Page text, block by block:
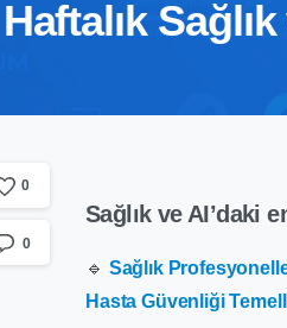
Haftalık
0
0
Sağlık ve AI’daki
🔹 Sağlık
Hasta Güvenliği